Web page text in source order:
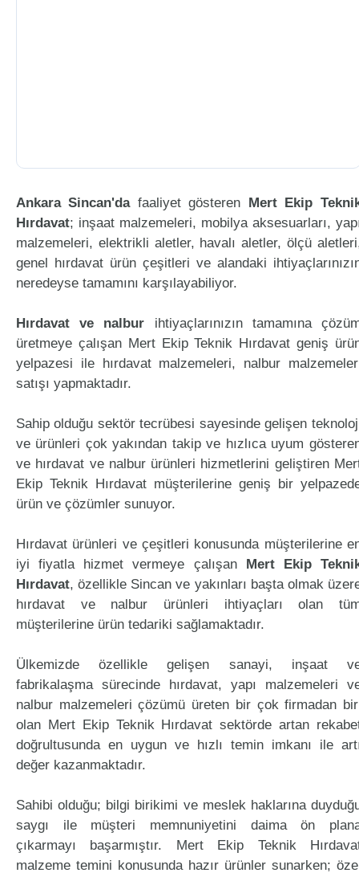
Ankara Sincan'dafaaliyet gösteren Mert Ekip
Hırdavat; inşaat malzemeleri, mobilya aksesuarları,
malzemeleri, elektrikli aletler, havalı aletler, ölçü
genel hırdavat ürün çeşitleri ve alandaki
neredeyse tamamını karşılayabiliyor.
Hırdavat ve nalbur ihtiyaçlarınızın tamamına
üretmeye çalışan Mert Ekip Teknik Hırdavat geniş
yelpazesi ile hırdavat malzemeleri, nalbur
satışı yapmaktadır.
Sahip olduğu sektör tecrübesi sayesinde gelişen
ve ürünleri çok yakından takip ve hızlıca uyum
ve hırdavat ve nalbur ürünleri hizmetlerini geliştiren
Ekip Teknik Hırdavat müşterilerine geniş bir
ürün ve çözümler sunuyor.
Hırdavat ürünleri ve çeşitleri konusunda müşterilerine
iyi fiyatla hizmet vermeye çalışan Mert Ekip
Hırdavat, özellikle Sincan ve yakınları başta olmak
hırdavat ve nalbur ürünleri ihtiyaçları olan
müşterilerine ürün tedariki sağlamaktadır.
Ülkemizde özellikle gelişen sanayi, inşaat
fabrikalaşma sürecinde hırdavat, yapı malzemeleri
nalbur malzemeleri çözümü üreten bir çok firmadan
olan Mert Ekip Teknik Hırdavat sektörde artan
doğrultusunda en uygun ve hızlı temin imkanı ile
değer kazanmaktadır.
Sahibi olduğu; bilgi birikimi ve meslek haklarına
saygı ile müşteri memnuniyetini daima ön
çıkarmayı başarmıştır. Mert Ekip Teknik
malzeme temini konusunda hazır ürünler sunarken;